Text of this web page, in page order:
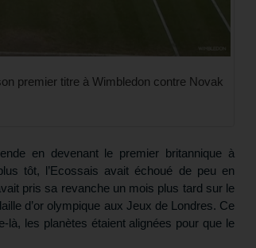
premier titre à Wimbledon contre Novak
en devenant le premier britannique à
tôt, l’Ecossais avait échoué de peu en
pris sa revanche un mois plus tard sur le
d’or olympique aux Jeux de Londres. Ce
les planètes étaient alignées pour que le